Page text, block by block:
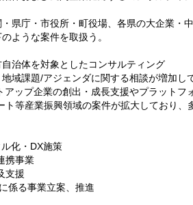
県庁・市役所・町役場、各県の大企業・
ような案件を取扱う。
治体を対象としたコンサルティング
域課題/アジェンダに関する相談が増加し
ップ企業の創出・成長支援やプラットフ
等産業振興領域の案件が拡大しており、
化・DX施策
携事業
支援
係る事業立案、推進